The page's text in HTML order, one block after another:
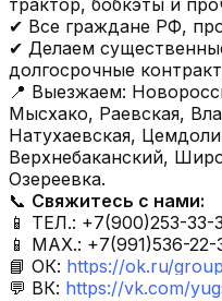
трактор, бобкэты и
✔ Все граждане РФ,
✔ Делаем
долгосрочные
📍 Выезжаем:
Мысхако, Раевская,
Натухаевская,
Верхнебаканский,
Озереевка.
📞 Свяжитесь с нами:
📱 ТЕЛ.: +7(900)253-33-
📱 МАХ.: +7(991)536-22-
📘 ОК: https://ok.ru/
💬 ВК: https://vk.com/